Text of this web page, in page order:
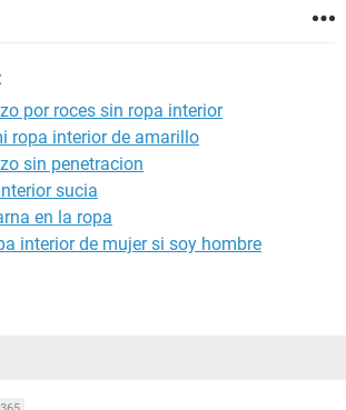
por roces sin ropa interior
ropa interior de amarillo
sin penetracion
sucia
en la ropa
interior de mujer si soy hombre